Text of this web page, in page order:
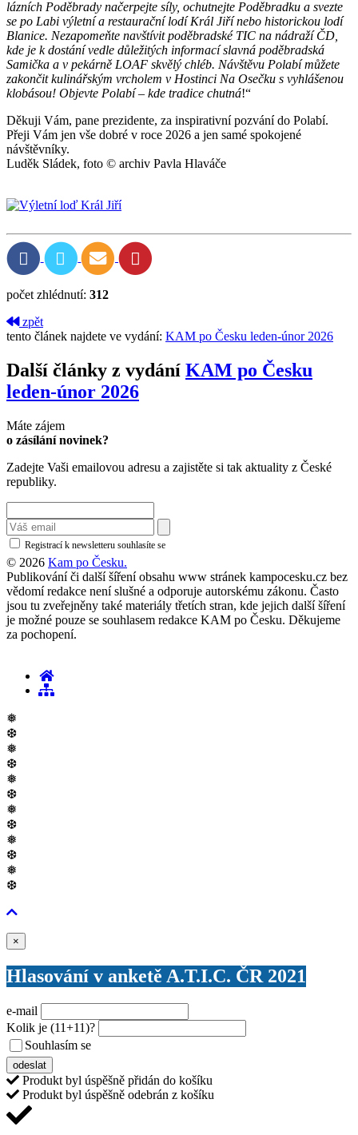
lázních Poděbrady načerpejte síly, ochutnejte Poděbradku a svezte
se po Labi výletní a restaurační lodí Král Jiří nebo historickou lodí
Blanice. Nezapomeňte navštívit poděbradské TIC na nádraží ČD,
kde je k dostání vedle důležitých informací slavná poděbradská
Samička a v pekárně LOAF skvělý chléb. Návštěvu Polabí můžete
zakončit kulinářským vrcholem v Hostinci Na Osečku s vyhlášenou
klobásou! Objevte Polabí – kde tradice chutná!“
Děkuji Vám, pane prezidente, za inspirativní pozvání do Polabí.
Přeji Vám jen vše dobré v roce 2026 a jen samé spokojené
návštěvníky.
Luděk Sládek, foto © archiv Pavla Hlaváče
počet zhlédnutí: 312
zpět
tento článek najdete ve vydání: KAM po Česku leden-únor 2026
Další články z vydání KAM po Česku
leden-únor 2026
Máte zájem
o zásílání novinek?
Zadejte Vaši emailovou adresu a zajistěte si tak aktuality z České
republiky.
Registrací k newsletteru souhlasíte se
© 2026 Kam po Česku.
Publikování či další šíření obsahu www stránek kampocesku.cz bez
vědomí redakce není slušné a odporuje autorskému zákonu. Často
jsou tu zveřejněny také materiály třetích stran, kde jejich další šíření
je možné pouze se souhlasem redakce KAM po Česku. Děkujeme
za pochopení.
❅
❆
❅
❆
❅
❆
❅
❆
❅
❆
❅
❆
×
Hlasování v anketě A.T.I.C. ČR 2021
e-mail
Kolik je (11+11)?
Souhlasím se
odeslat
Produkt byl úspěšně přidán do košíku
Produkt byl úspěšně odebrán z košíku